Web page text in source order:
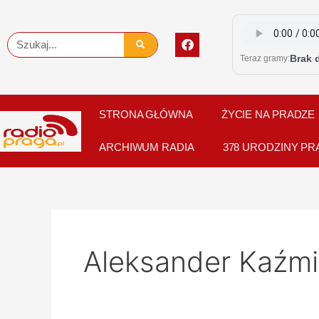
content
Szukaj
F
a
c
o
o
k
Teraz gramy:Brak
STRONA GŁÓWNA ŻYCIE NA PRADZE
ARCHIWUM RADIA 378 URODZINY
Aleksander